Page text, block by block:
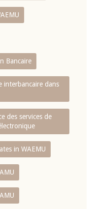
Bancaire
interbancaire dans
des services de
in WAEMU